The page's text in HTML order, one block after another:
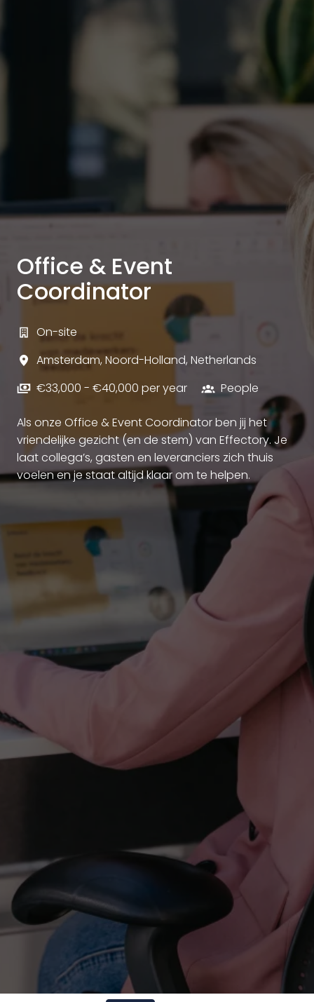
Office & Event
Coordinator
On-site
Amsterdam,Noord-Holland, Netherlands
€33,000 - €40,000 per year
People
Als onze Office & Event Coordinator ben jij het
vriendelijke gezicht (en de stem) van Effectory. Je
laat collega’s, gasten en leveranciers zich thuis
voelen en je staat altijd klaar om te helpen.